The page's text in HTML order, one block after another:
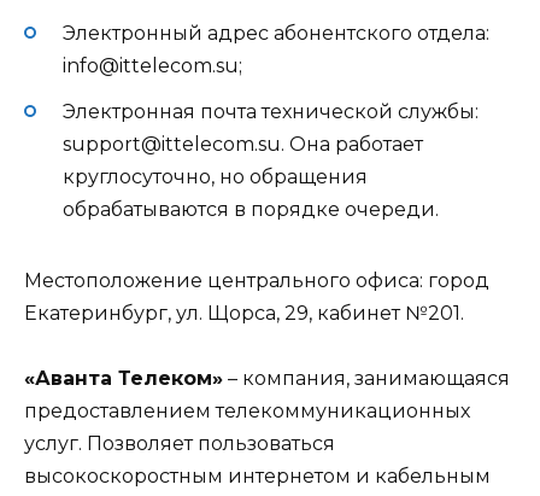
Электронный адрес абонентского отдела:
info@ittelecom.su;
Электронная почта технической службы:
support@ittelecom.su. Она работает
круглосуточно, но обращения
обрабатываются в порядке очереди.
Местоположение центрального офиса: город
Екатеринбург, ул. Щорса, 29, кабинет №201.
«Аванта Телеком» – компания, занимающаяся
предоставлением телекоммуникационных
услуг. Позволяет пользоваться
высокоскоростным интернетом и кабельным